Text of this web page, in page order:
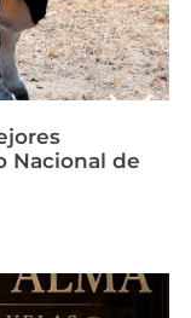
Nacional de